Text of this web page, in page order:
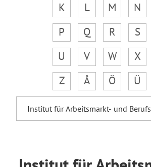
K
L M N
P
Q R S
U
V W X
Z
Å Ö Ü